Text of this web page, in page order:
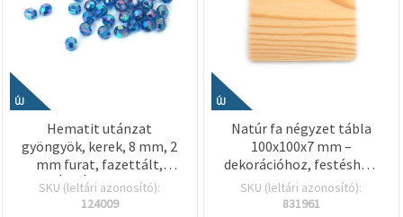
ÚJ
Hematit utánzat
gyöngyök, kerek, 8 mm, 2
mm furat, fazettált,
SZIVÁRVÁNY (assortált
mix) – 20 g ~80 db
SKU (leltári azonosító):
124009
ÚJ
Natúr fa négyzet tábla
100x100x7 mm –
dekorációhoz, festéshez,
kreatív hobby és DIY
kézműves projektekhez
SKU (leltári azonosító):
831961